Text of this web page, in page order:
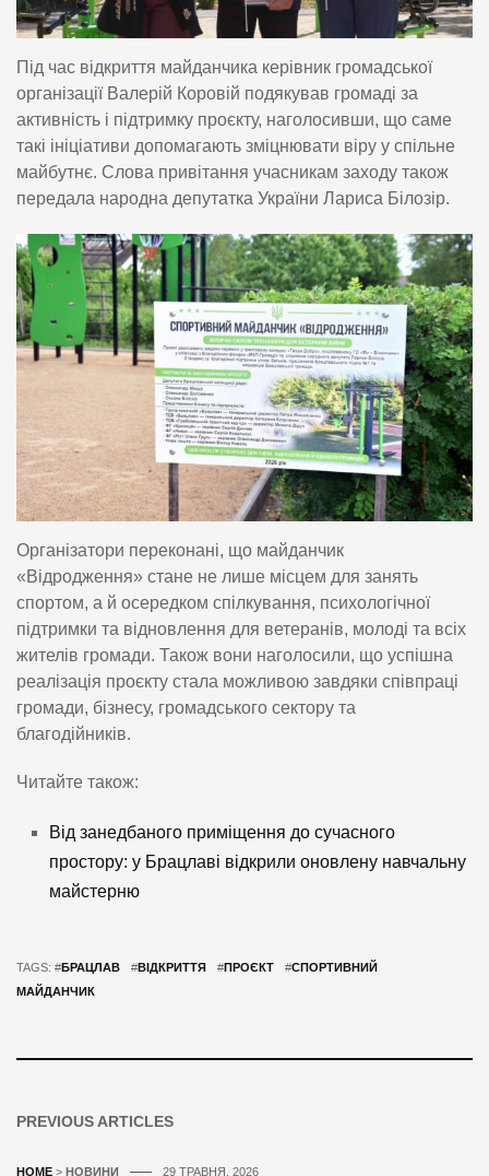
Під час відкриття майданчика керівник громадської
організації Валерій Коровій подякував громаді за
активність і підтримку проєкту, наголосивши, що саме
такі ініціативи допомагають зміцнювати віру у спільне
майбутнє. Слова привітання учасникам заходу також
передала народна депутатка України Лариса Білозір.
Організатори переконані, що майданчик
«Відродження» стане не лише місцем для занять
спортом, а й осередком спілкування, психологічної
підтримки та відновлення для ветеранів, молоді та всіх
жителів громади. Також вони наголосили, що успішна
реалізація проєкту стала можливою завдяки співпраці
громади, бізнесу, громадського сектору та
благодійників.
Читайте також:
Від занедбаного приміщення до сучасного
простору: у Брацлаві відкрили оновлену навчальну
майстерню
TAGS: #БРАЦЛАВ #ВІДКРИТТЯ #ПРОЄКТ #СПОРТИВНИЙ
МАЙДАНЧИК
PREVIOUS ARTICLES
HOME > НОВИНИ 29 ТРАВНЯ, 2026